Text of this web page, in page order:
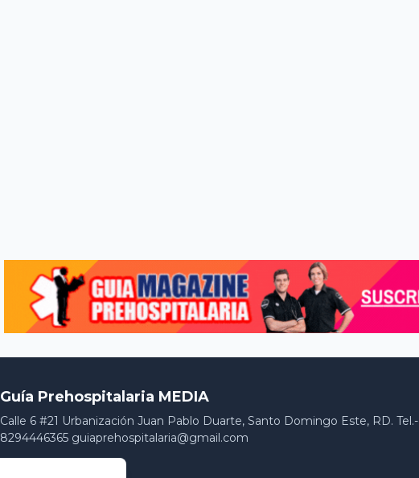
Guía Prehospitalaria MEDIA
Calle 6 #21 Urbanización Juan Pablo Duarte, Santo Domingo Este, RD. Tel.-
8294446365 guiaprehospitalaria@gmail.com